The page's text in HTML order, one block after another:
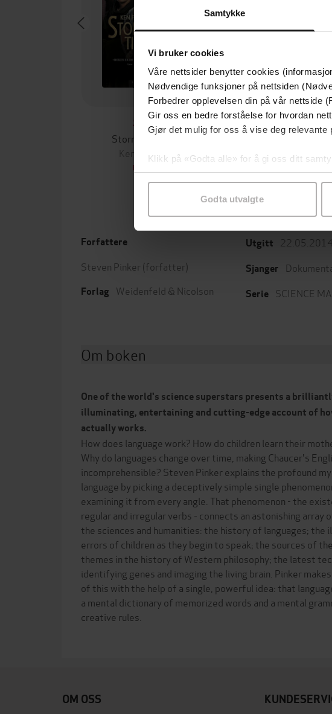
Samtykke
Vi bruker cookies
Våre nettsider benytter cookies
Nødvendige funksjoner på nettsiden
Forbedrer opplevelsen din på vår nettside
Gir oss en bedre forståelse for hvordan
Gjør det mulig for oss å vise deg
Klikk på «Godta alle» for å gi oss ditt
samtykke til spesifikke formål ved å
Godta utvalgte
99,-
Stormenes tid
Ken Follett
EBOK
99,-
Den evige ilden
Ken Follett
Forfattere
Steven Pinker (forfatter)
Forlag Weidenfeld & Nicolson
Utgitt 22.05.2014
Sjanger
Serie SCIENCE
Om boken
One of the world's science superstars presents a
illuminating, entertaining and cutting-edge account of
actually works.
How does language work? How do children learn their
Why do languages change over time, making Chaucer's
incomprehensible? Steven Pinker explains the profound
language by picking a deceptively simple single
examining it from every angle. That phenomenon - the
regular and irregular verbs - connects an astonishing array
the sciences and humanities: the history of languages; the
errors of children as they begin to speak; the sources of
themes in the history of Western philosophy; the latest
identifying genes and imaging the living brain. Pinker
of this with the help of a single, powerful idea: that
a mental dictionary of memorized words and a mental
creative rules.
OM OSS